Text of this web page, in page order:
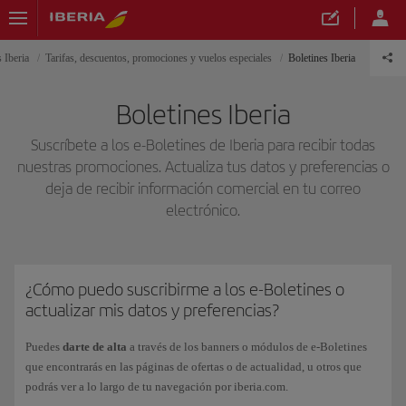
Iberia Tarifas, descuentos, promociones y vuelos especiales Boletines Iberia
Boletines Iberia
Suscríbete a los e-Boletines de Iberia para recibir todas
nuestras promociones. Actualiza tus datos y preferencias o
deja de recibir información comercial en tu correo
electrónico.
¿Cómo puedo suscribirme a los e-Boletines o
actualizar mis datos y preferencias?
Puedes darte de alta a través de los banners o módulos de e-Boletines
que encontrarás en las páginas de ofertas o de actualidad, u otros que
podrás ver a lo largo de tu navegación por iberia.com.